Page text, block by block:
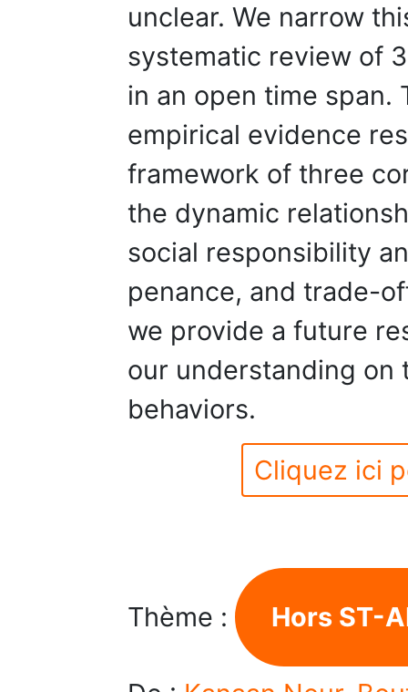
unclear. We narrow
systematic review of
in an open time span.
empirical evidence
framework of three
the dynamic
social responsibility
penance, and trade-
we provide a future
our understanding on
behaviors.
Cliquez ici
Thème : Hors ST-